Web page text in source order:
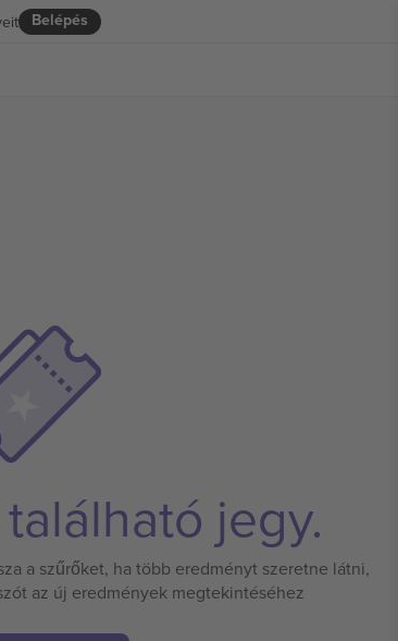
Belépés
jegy.
a szűrőket, ha több eredményt szeretne látni,
az új eredmények megtekintéséhez